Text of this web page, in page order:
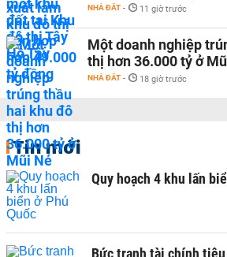
NHÀ ĐẤT - 11 giờ trước
Một doanh nghiệp
thị hơn 36.000 tỷ ở
NHÀ ĐẤT - 18 giờ trước
Tin mới
Quy hoạch 4 khu lấn
Bức tranh tài chính